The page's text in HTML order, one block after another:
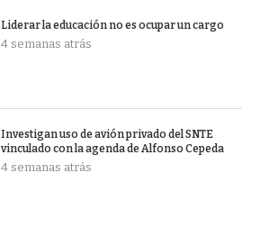
Liderar la educación no es ocupar un cargo
4 semanas atrás
Investigan uso de avión privado del SNTE
vinculado con la agenda de Alfonso Cepeda
4 semanas atrás